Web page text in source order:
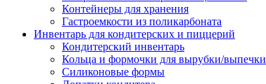
Контейнеры для хранения
Гастроемкости из поликарбоната
Инвентарь для кондитерских и пиццерий
Кондитерский инвентарь
Кольца и формочки для вырубки/выпечки
Силиконовые формы